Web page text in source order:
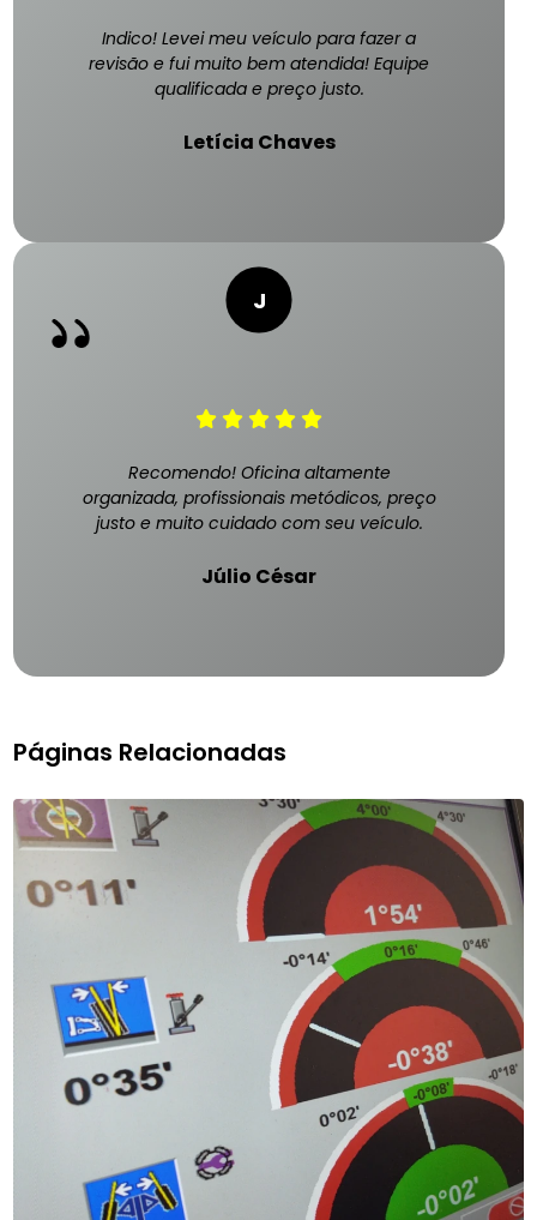
Indico! Levei meu veículo para fazer a
revisão e fui muito bem atendida! Equipe
qualificada e preço justo.
Letícia Chaves
Recomendo! Oficina altamente
organizada, profissionais metódicos, preço
justo e muito cuidado com seu veículo.
Júlio César
Páginas Relacionadas